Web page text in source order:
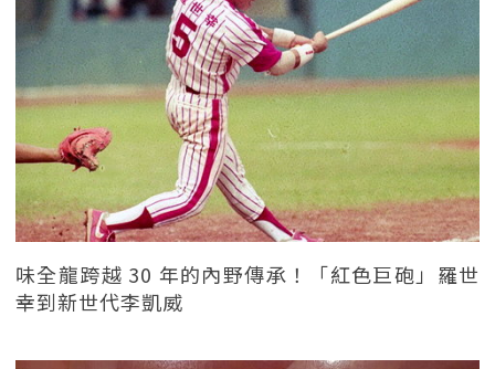
味全龍跨越 30 年的內野傳承！「紅色巨砲」羅世
幸到新世代李凱威